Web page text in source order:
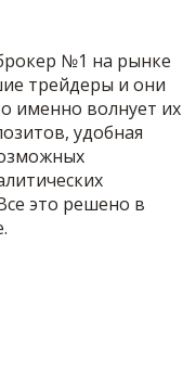
№1 на рынке
трейдеры и они
именно волнует их
удобная
это решено в